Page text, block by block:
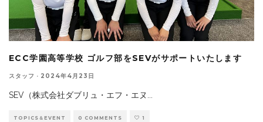
ECC学園高等学校 ゴルフ部をSEVがサポートいたします
スタッフ · 2024年4月23日
SEV（株式会社ダブリュ・エフ・エヌ
TOPICS＆EVENT 0 COMMENTS 1